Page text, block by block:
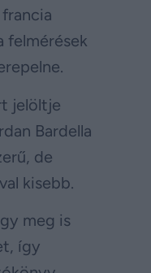
felmérések
jelöltje
Bardella
de
kisebb.
meg is
így